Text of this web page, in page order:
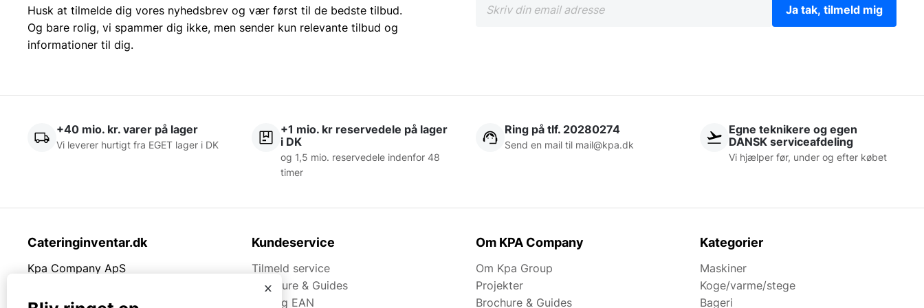
Husk at tilmelde dig vores nyhedsbrev og vær først til de bedste tilbud.
Og bare rolig, vi spammer dig ikke, men sender kun relevante tilbud og
informationer til dig.
Ja tak, tilmeld mig
+40 mio. kr. varer på lager
Vi leverer hurtigt fra EGET lager i DK
+1 mio. kr reservedele på lager
i DK
og 1,5 mio. reservedele indenfor 48
timer
Ring på tlf. 20280274
Send en mail til mail@kpa.dk
Egne teknikere og egen
DANSK serviceafdeling
Vi hjælper før, under og efter købet
Cateringinventar.dk
Kpa Company ApS
7430 Ikast
Kundeservice
Tilmeld service
Brochure & Guides
Faq og EAN
Om KPA Company
Om Kpa Group
Projekter
Brochure & Guides
Kategorier
Maskiner
Koge/varme/stege
Bageri
x